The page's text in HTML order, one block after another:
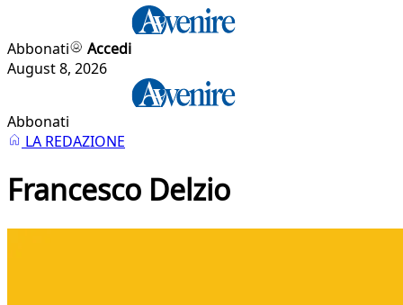
Abbonati
Accedi
August 8, 2026
Abbonati
LA REDAZIONE
Francesco Delzio